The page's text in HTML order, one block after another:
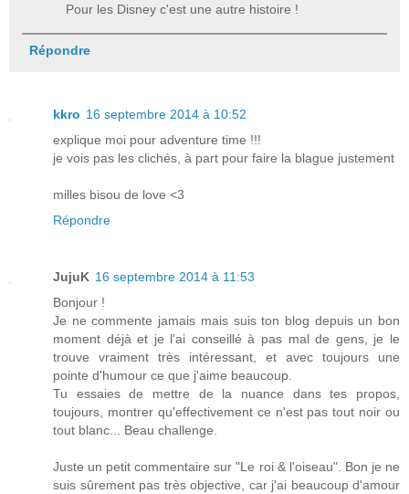
Pour les Disney c'est une autre histoire !
Répondre
kkro 16 septembre 2014 à 10:52
explique moi pour adventure time !!!
je vois pas les clichés, à part pour faire la blague justement
milles bisou de love <3
Répondre
JujuK 16 septembre 2014 à 11:53
Bonjour !
Je ne commente jamais mais suis ton blog depuis un bon
moment déjà et je l'ai conseillé à pas mal de gens, je le
trouve vraiment très intéressant, et avec toujours une
pointe d'humour ce que j'aime beaucoup.
Tu essaies de mettre de la nuance dans tes propos,
toujours, montrer qu'effectivement ce n'est pas tout noir ou
tout blanc... Beau challenge.
Juste un petit commentaire sur "Le roi & l'oiseau". Bon je ne
suis sûrement pas très objective, car j'ai beaucoup d'amour